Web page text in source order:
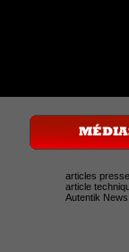
articles presse
article
Autentik News